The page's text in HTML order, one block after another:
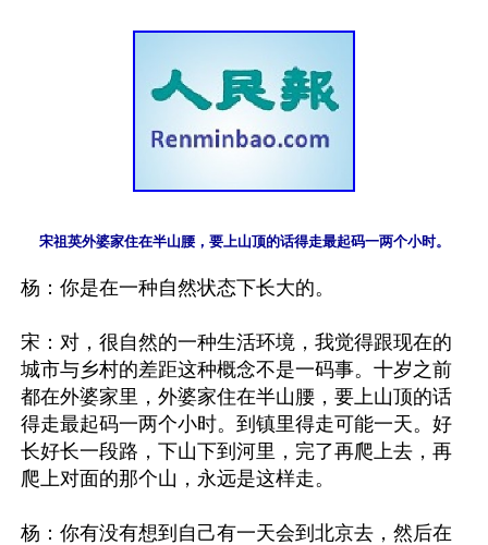
宋祖英外婆家住在半山腰，要上山顶的话得走最起码一两个小时。
杨：你是在一种自然状态下长大的。
宋：对，很自然的一种生活环境，我觉得跟现在的
城市与乡村的差距这种概念不是一码事。十岁之前
都在外婆家里，外婆家住在半山腰，要上山顶的话
得走最起码一两个小时。到镇里得走可能一天。好
长好长一段路，下山下到河里，完了再爬上去，再
爬上对面的那个山，永远是这样走。
杨：你有没有想到自己有一天会到北京去，然后在